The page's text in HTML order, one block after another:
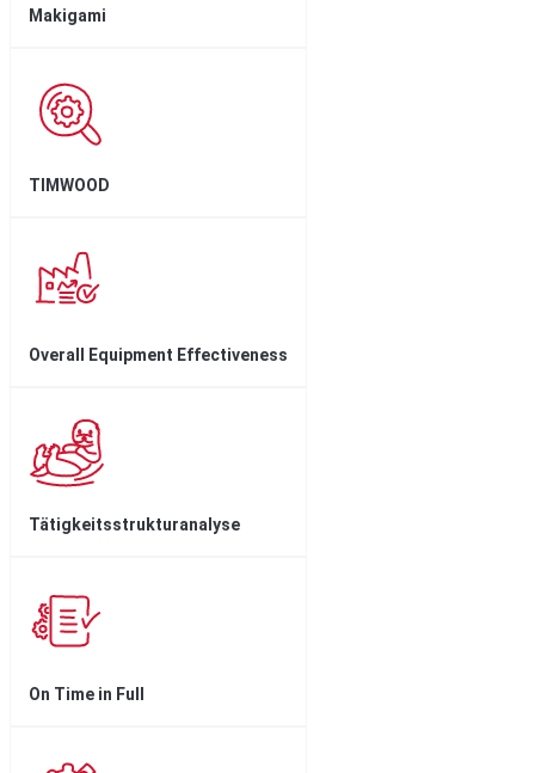
Makigami
TIMWOOD
Overall Equipment Effectiveness
Tätigkeitsstruktur­analyse
On Time in Full